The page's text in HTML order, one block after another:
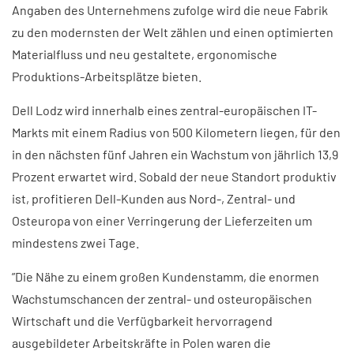
Angaben des Unternehmens zufolge wird die neue Fabrik
zu den modernsten der Welt zählen und einen optimierten
Materialfluss und neu gestaltete, ergonomische
Produktions-Arbeitsplätze bieten.
Dell Lodz wird innerhalb eines zentral-europäischen IT-
Markts mit einem Radius von 500 Kilometern liegen, für den
in den nächsten fünf Jahren ein Wachstum von jährlich 13,9
Prozent erwartet wird. Sobald der neue Standort produktiv
ist, profitieren Dell-Kunden aus Nord-, Zentral- und
Osteuropa von einer Verringerung der Lieferzeiten um
mindestens zwei Tage.
”Die Nähe zu einem großen Kundenstamm, die enormen
Wachstumschancen der zentral- und osteuropäischen
Wirtschaft und die Verfügbarkeit hervorragend
ausgebildeter Arbeitskräfte in Polen waren die